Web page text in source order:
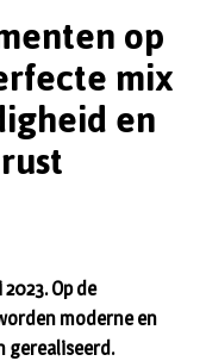
op
mix
en
2023. Op de
moderne en
gerealiseerd.